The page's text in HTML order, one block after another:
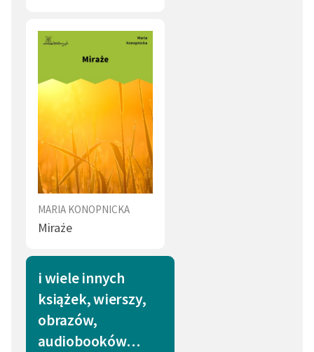
MARIA KONOPNICKA
Miraże
i wiele innych
książek, wierszy,
obrazów,
audiobooków…